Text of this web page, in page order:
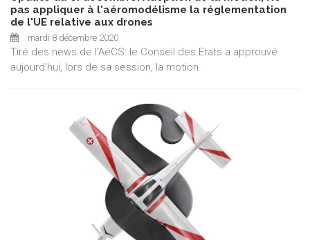
pas appliquer à l'aéromodélisme la réglementation
de l'UE relative aux drones
mardi 8 décembre 2020
Tiré des news de l'AéCS: le Conseil des Etats a approuvé
aujourd'hui, lors de sa session, la motion.